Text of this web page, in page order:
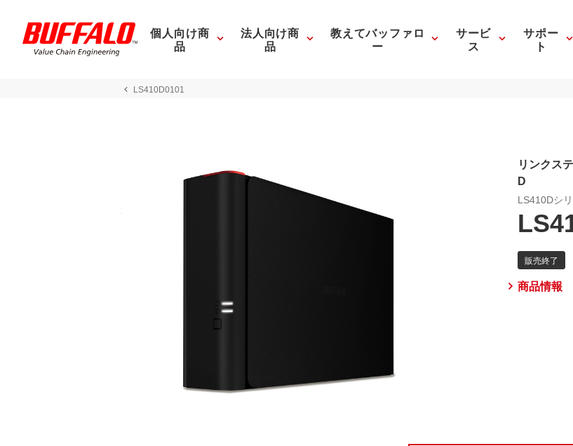
個人向け商
品
法人向け商
品
教えてバッファロ
ー
サービ
ス
サポー
ト
LS410D0101
リンクス
D
LS410Dシ
商品情報